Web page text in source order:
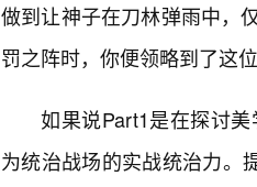
做到让神子在刀林弹雨中，
罚之阵时，你便领略到了这
如果说Part1是在探讨
为统治战场的实战统治力。